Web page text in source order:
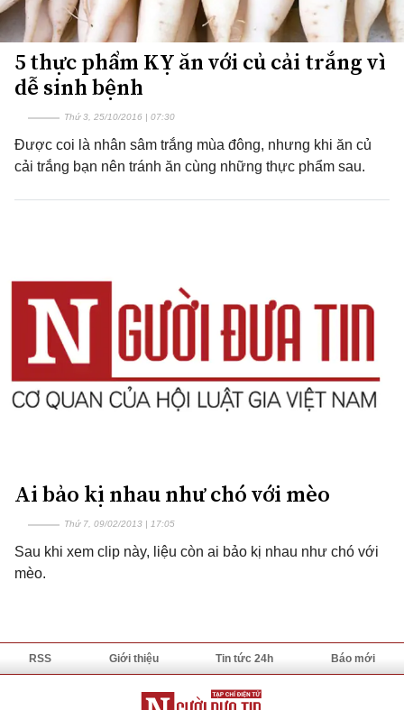
5 thực phẩm KỴ ăn với củ cải trắng vì
dễ sinh bệnh
Thứ 3, 25/10/2016 | 07:30
Được coi là nhân sâm trắng mùa đông, nhưng khi ăn củ
cải trắng bạn nên tránh ăn cùng những thực phẩm sau.
Ai bảo kị nhau như chó với mèo
Thứ 7, 09/02/2013 | 17:05
Sau khi xem clip này, liệu còn ai bảo kị nhau như chó với
mèo.
RSS Giới thiệu Tin tức 24h Báo mới